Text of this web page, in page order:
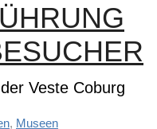
Veste Coburg
, Museen